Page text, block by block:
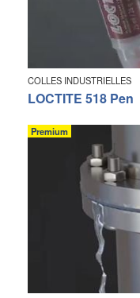
COLLES INDUSTRIELLES
LOCTITE 518 Pen
Premium